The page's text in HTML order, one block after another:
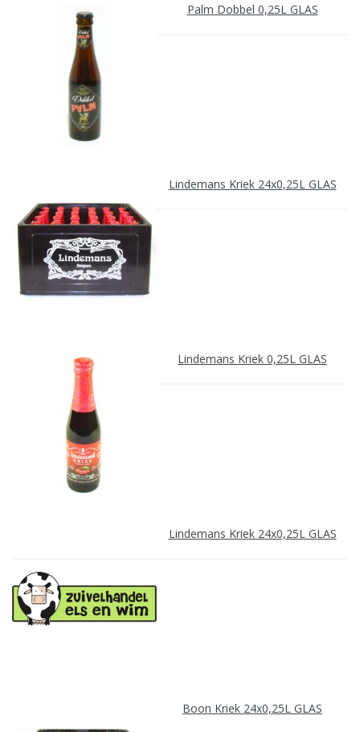
Palm Dobbel 0,25L GLAS
Lindemans Kriek 24x0,25L GLAS
Lindemans Kriek 0,25L GLAS
Lindemans Kriek 24x0,25L GLAS
Boon Kriek 24x0,25L GLAS